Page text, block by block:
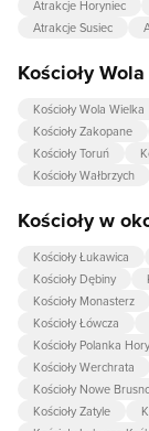
Atrakcje Horyniec
Atrakcje Susiec
Kościoły
Kościoły Wola Wielka
Kościoły Zakopane
Kościoły Toruń
Kościoły Wałbrzych
Kościoły w
Kościoły Łukawica
Kościoły Dębiny
Kościoły Monasterz
Kościoły Łówcza
Kościoły Polanka
Kościoły Werchrata
Kościoły Nowe
Kościoły Zatyle